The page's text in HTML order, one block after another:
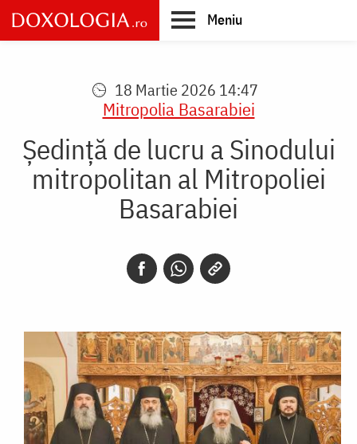
Skip
to
main
Meniu
18 Martie 2026 14:47
Mitropolia Basarabiei
Ședință de lucru a Sinodului
mitropolitan al Mitropoliei
Basarabiei